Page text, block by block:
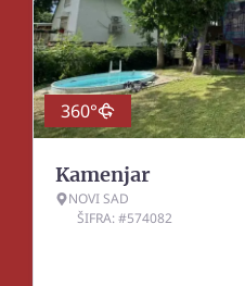
360°
Kamenjar
NOVI SAD
ŠIFRA: #574082